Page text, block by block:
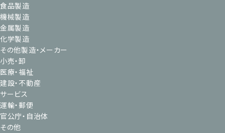
食品製造
機械製造
金属製造
化学製造
その他製造・メーカー
小売・卸
医療・福祉
建設・不動産
サービス
運輸・郵便
官公庁・自治体
その他